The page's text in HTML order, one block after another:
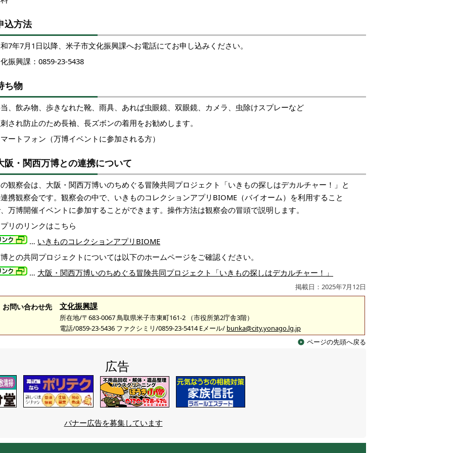
込方法
7年7月1日以降、米子市文化振興課へお電話にてお申し込みください。
振興課：0859-23-5438
ち物
、飲み物、歩きなれた靴、雨具、あれば虫眼鏡、双眼鏡、カメラ、虫除けスプレーなど
され防止のため長袖、長ズボンの着用をお勧めします。
ートフォン（万博イベントに参加される方）
阪・関西万博との連携について
観察会は、大阪・関西万博いのちめぐる冒険共同プロジェクト「いきもの探しはデカルチャー！」と
携観察会です。観察会の中で、いきものコレクションアプリBIOME（バイオーム）を利用すること
万博開催イベントに参加することができます。操作方法は観察会の冒頭で説明します。
リのリンクはこちら
… いきものコレクションアプリBIOME
との共同プロジェクトについては以下のホームページをご確認ください。
… 大阪・関西万博いのちめぐる冒険共同プロジェクト「いきもの探しはデカルチャー！」
掲載日：2025年7月12日
お問い合わせ先 文化振興課
所在地/〒683-0067 鳥取県米子市東町161-2 （市役所第2庁舎3階）
電話/0859-23-5436 ファクシミリ/0859-23-5414 Eメール/ bunka@city.yonago.lg.jp
ページの先頭へ戻る
広告
バナー広告を募集しています